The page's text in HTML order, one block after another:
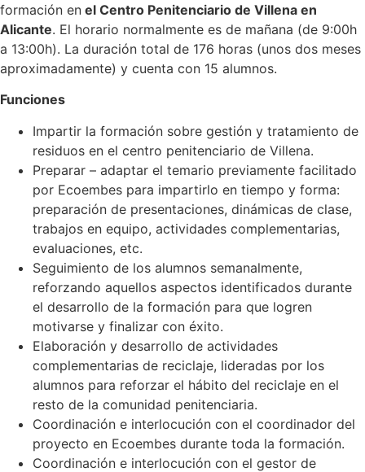
formación en el Centro Penitenciario de Villena en
Alicante. El horario normalmente es de mañana (de 9:00h
a 13:00h). La duración total de 176 horas (unos dos meses
aproximadamente) y cuenta con 15 alumnos.
Funciones
Impartir la formación sobre gestión y tratamiento de
residuos en el centro penitenciario de Villena.
Preparar – adaptar el temario previamente facilitado
por Ecoembes para impartirlo en tiempo y forma:
preparación de presentaciones, dinámicas de clase,
trabajos en equipo, actividades complementarias,
evaluaciones, etc.
Seguimiento de los alumnos semanalmente,
reforzando aquellos aspectos identificados durante
el desarrollo de la formación para que logren
motivarse y finalizar con éxito.
Elaboración y desarrollo de actividades
complementarias de reciclaje, lideradas por los
alumnos para reforzar el hábito del reciclaje en el
resto de la comunidad penitenciaria.
Coordinación e interlocución con el coordinador del
proyecto en Ecoembes durante toda la formación.
Coordinación e interlocución con el gestor de